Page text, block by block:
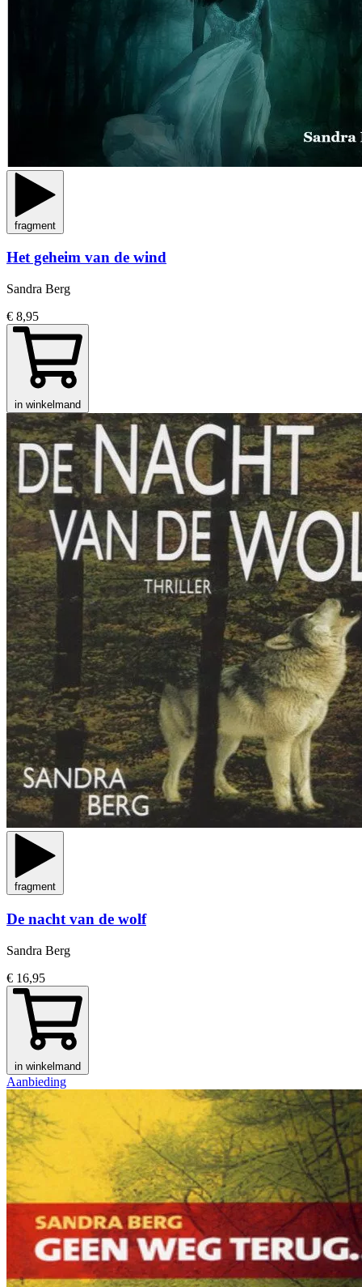
fragment
Het geheim van de wind
Sandra Berg
€ 8,95
in winkelmand
fragment
De nacht van de wolf
Sandra Berg
€ 16,95
in winkelmand
Aanbieding